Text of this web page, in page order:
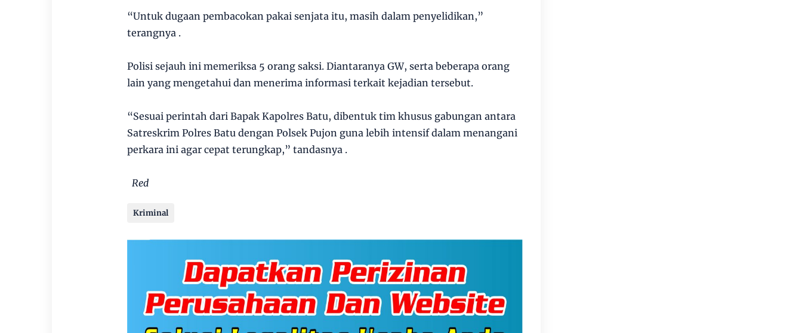
“Untuk dugaan pembacokan pakai senjata itu, masih dalam penyelidikan,”
terangnya .
Polisi sejauh ini memeriksa 5 orang saksi. Diantaranya GW, serta beberapa orang
lain yang mengetahui dan menerima informasi terkait kejadian tersebut.
“Sesuai perintah dari Bapak Kapolres Batu, dibentuk tim khusus gabungan antara
Satreskrim Polres Batu dengan Polsek Pujon guna lebih intensif dalam menangani
perkara ini agar cepat terungkap,” tandasnya .
Red
Kriminal